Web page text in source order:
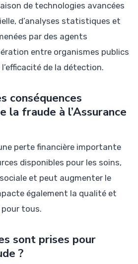
de technologies avancées
d’analyses statistiques et
par des agents
entre organismes publics
de la détection.
conséquences
la fraude à l’Assurance
perte financière importante
disponibles pour les soins,
et peut augmenter le
également la qualité et
pour tous.
sont prises pour
?